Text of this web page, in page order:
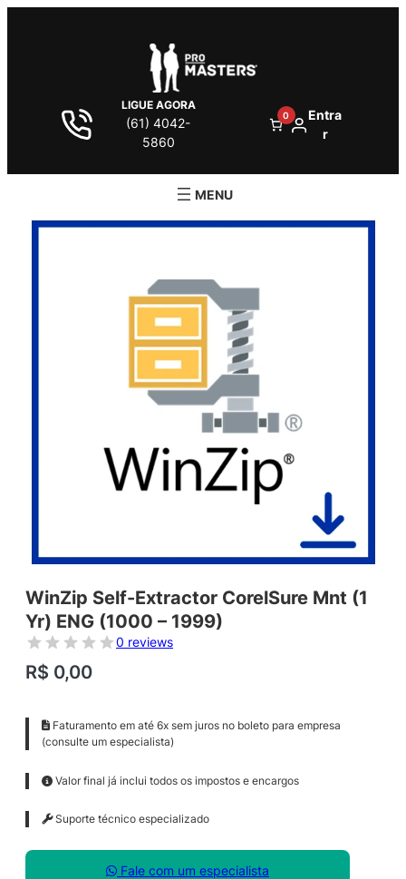
LIGUE AGORA
(61) 4042-
5860
0
Entra
r
WinZip Self-Extractor CorelSure Mnt (1
Yr) ENG (1000 – 1999)
0 reviews
R$ 0,00
Faturamento em até 6x sem juros no boleto para empresa
(consulte um especialista)
Valor final já inclui todos os impostos e encargos
Suporte técnico especializado
Fale com um especialista